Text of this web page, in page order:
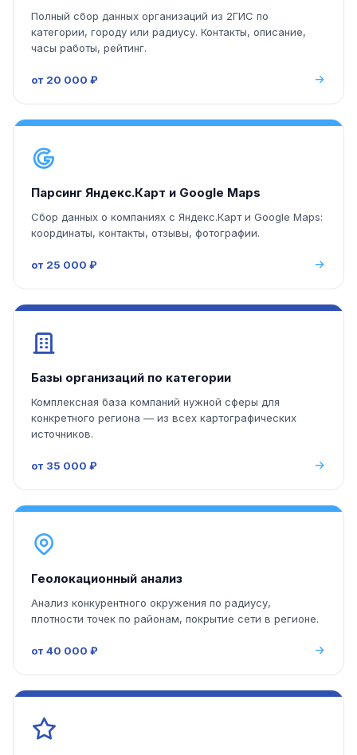
Полный сбор данных организаций из 2ГИС по
категории, городу или радиусу. Контакты, описание,
часы работы, рейтинг.
от 20 000 ₽
Парсинг Яндекс.Карт и Google Maps
Сбор данных о компаниях с Яндекс.Карт и Google Maps:
координаты, контакты, отзывы, фотографии.
от 25 000 ₽
Базы организаций по категории
Комплексная база компаний нужной сферы для
конкретного региона — из всех картографических
источников.
от 35 000 ₽
Геолокационный анализ
Анализ конкурентного окружения по радиусу,
плотности точек по районам, покрытие сети в регионе.
от 40 000 ₽